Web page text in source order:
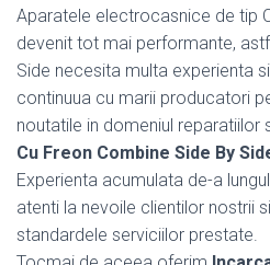
Aparatele electrocasnice de tip
devenit tot mai performante,
Side necesita multa experienta
continuua cu marii producatori
noutatile in domeniul reparatiilor
Cu Freon Combine Side By
Experienta acumulata de-a
atenti la nevoile clientilor nostrii
standardele serviciilor prestate.